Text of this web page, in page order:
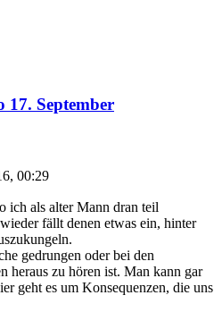
17. September
00:29
ich als alter Mann dran teil
fällt denen etwas ein, hinter
gedrungen oder bei den
heraus zu hören ist. Man kann gar
geht es um Konsequenzen, die uns